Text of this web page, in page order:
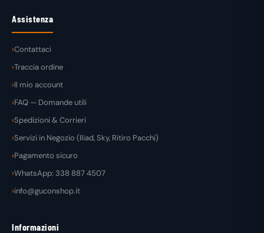
Assistenza
Contattaci
Traccia ordine
Il mio account
FAQ — Domande utili
Spedizioni & Corrieri
Servizi in Negozio (Iliad, Sky, Ritiro Pacchi)
Pagamento sicuro
WhatsApp: 338 887 4507
info@guconshop.it
Informazioni